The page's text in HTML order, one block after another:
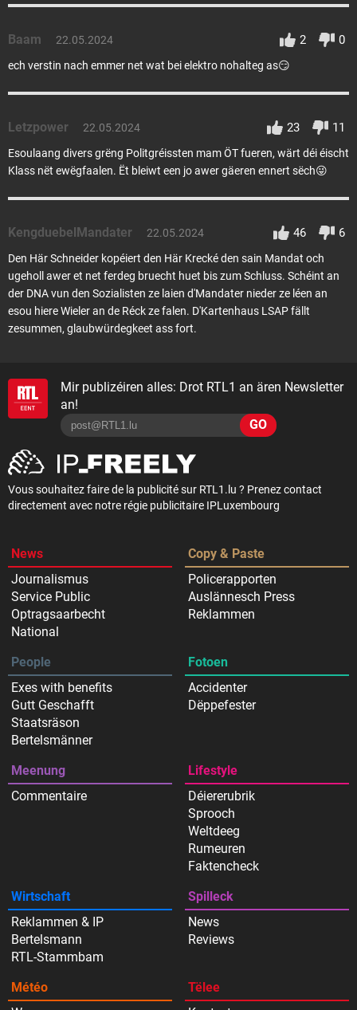
Baam 22.05.2024 2 0
ech verstin nach emmer net wat bei elektro nohalteg as😏
Letzpower 22.05.2024 23 11
Esoulaang divers grëng Politgréissten mam ÖT fueren, wärt déi éischt
Klass nët ewëgfaalen. Ët bleiwt een jo awer gäeren ennert sëch😜
KengduebelMandater 22.05.2024 46 6
Den Här Schneider kopéiert den Här Krecké den sain Mandat och
ugeholl awer et net ferdeg bruecht huet bis zum Schluss. Schéint an
der DNA vun den Sozialisten ze laien d'Mandater nieder ze léen an
esou hiere Wieler an de Réck ze falen. D'Kartenhaus LSAP fällt
zesummen, glaubwürdegkeet ass fort.
Mir publizéiren alles: Drot RTL1 an ären Newsletter
an!
GO
Vous souhaitez faire de la publicité sur RTL1.lu ? Prenez contact
directement avec notre régie publicitaire IPLuxembourg
News
Journalismus
Service Public
Optragsaarbecht
National
Copy & Paste
Policerapporten
Auslännesch Press
Reklammen
People
Exes with benefits
Gutt Geschafft
Staatsräson
Bertelsmänner
Fotoen
Accidenter
Dëppefester
Meenung
Commentaire
Lifestyle
Déiererubrik
Sprooch
Weltdeeg
Rumeuren
Faktencheck
Wirtschaft
Reklammen & IP
Bertelsmann
RTL-Stammbam
Spilleck
News
Reviews
Météo
Tëlee